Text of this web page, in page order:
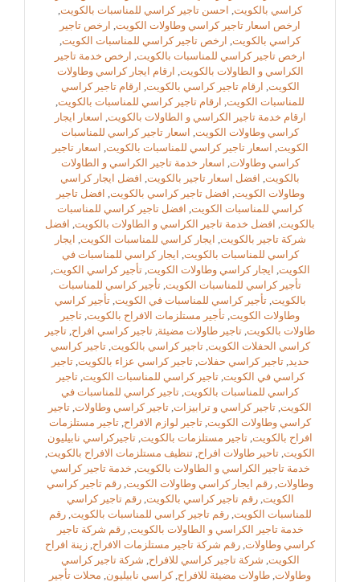
كراسي بالكويت
احسن تاجير كراسي للمناسبات بالكويت
ارخص اسعار تاجير كراسي وطاولات الكويت
ارخص تاجير
كراسي بالكويت
ارخص تاجير كراسي للمناسبات الكويت
ارخص تاجير كراسي للمناسبات بالكويت
ارخص خدمة تاجير
الكراسي و الطاولات بالكويت
ارقام ايجار كراسي وطاولات
الكويت
ارقام تاجير كراسي بالكويت
ارقام تاجير كراسي
للمناسبات الكويت
ارقام تاجير كراسي للمناسبات بالكويت
ارقام خدمة تاجير الكراسي و الطاولات بالكويت
اسعار ايجار
كراسي وطاولات الكويت
اسعار تاجير كراسي للمناسبات
الكويت
اسعار تاجير كراسي للمناسبات بالكويت
اسعار تاجير
كراسي وطاولات
اسعار خدمة تاجير الكراسي و الطاولات
بالكويت
افضل اسعار تاجير بالكويت
افضل ايجار كراسي
وطاولات الكويت
افضل تاجير كراسي بالكويت
افضل تاجير
كراسي للمناسبات الكويت
افضل تاجير كراسي للمناسبات
بالكويت
افضل خدمة تاجير الكراسي و الطاولات بالكويت
افضل
شركة تاجير بالكويت
ايجار كراسي للمناسبات الكويت
ايجار
كراسي للمناسبات بالكويت
ايجار كراسي للمناسبات في
الكويت
ايجار كراسي وطاولات الكويت ,تأجير كراسي الكويت
تأجير كراسي للمناسبات الكويت تأجير كراسي للمناسبات
بالكويت ,تأجير كراسي للمناسبات في الكويت ,تأجير كراسي
وطاولات الكويت تأجير مستلزمات الافراح بالكويت تاجير
طاولات بالكويت تاجير طاولات مضيئة تاجير كراسي افراح تاجير
كراسي الحفلات الكويت ,تاجير كراسي بالكويت ,تاجير كراسي
حديد ,تاجير كراسي حفلات ,تاجير كراسي عزاء بالكويت ,تاجير
كراسي في الكويت ,تاجير كراسي للمناسبات الكويت ,تاجير
كراسي للمناسبات بالكويت تاجير كراسي للمناسبات في
الكويت تاجير كراسي و ترابيزات تاجير كراسي وطاولات تاجير
كراسي وطاولات الكويت تاجير لوازم الافراح تاجير مستلزمات
افراح بالكويت تاجير مستلزمات بالكويت تاجيركراسي نابيليون
الكويت تاحير طاولات افراح تنظيف مستلزمات الافراح بالكويت
خدمة تاجير الكراسي و الطاولات بالكويت خدمة تاجير كراسي
وطاولات رقم ايجار كراسي وطاولات الكويت رقم تاجير كراسي
الكويت ,رقم تاجير كراسي بالكويت ,رقم تاجير كراسي
للمناسبات الكويت ,رقم تاجير كراسي للمناسبات بالكويت ,رقم
خدمة تاجير الكراسي و الطاولات بالكويت ,رقم شركة تاجير
كراسي وطاولات رقم شركة تاجير مستلزمات الافراح زينة افراح
الكويت شركة تاجير كراسي للافراح شركة تاجير كراسي
وطاولات طاولات مضيئة للافراح ,كراسي نابيليون محلات تأجير